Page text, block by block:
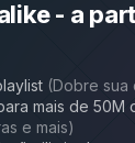
- a
(Dobre sua
mais de 50M
e mais)